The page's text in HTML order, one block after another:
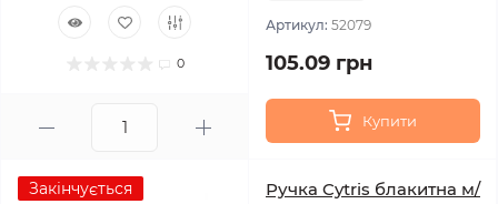
0
Артикул: 52079
105.09 грн
Купити
Закінчується
Ручка Cytris блакитна м/